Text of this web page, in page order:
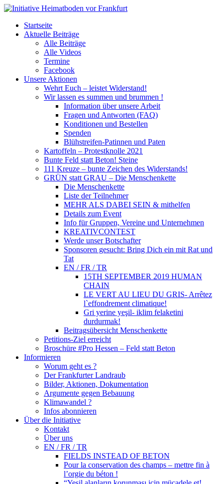
Startseite
Aktuelle Beiträge
Alle Beiträge
Alle Videos
Termine
Facebook
Unsere Aktionen
Wehrt Euch – leistet Widerstand!
Wir lassen es summen und brummen !
Information über unsere Arbeit
Fragen und Antworten (FAQ)
Konditionen und Bestellen
Spenden
Blühstreifen-Patinnen und Paten
Kartoffeln – Protestknolle 2021
Bunte Feld statt Beton! Steine
111 Kreuze – bunte Zeichen des Widerstands!
GRÜN statt GRAU – Die Menschenkette
Die Menschenkette
Liste der Teilnehmer
MEHR ALS DABEI SEIN & mithelfen
Details zum Event
Info für Gruppen, Vereine und Unternehmen
KREATIVCONTEST
Werde unser Botschafter
Sponsoren gesucht: Bring Dich ein mit Rat und
Tat
EN / FR / TR
15TH SEPTEMBER 2019 HUMAN
CHAIN
LE VERT AU LIEU DU GRIS- Arrêtez
l`effondrement climatique!
Gri yerine yeşil- iklim felaketini
durdurmak!
Beitragsübersicht Menschenkette
Petitions-Ziel erreicht
Broschüre #Pro Hessen – Feld statt Beton
Informieren
Worum geht es ?
Der Frankfurter Landraub
Bilder, Aktionen, Dokumentation
Argumente gegen Bebauung
Klimawandel ?
Infos abonnieren
Über die Initiative
Kontakt
Über uns
EN / FR / TR
FIELDS INSTEAD OF BETON
Pour la conservation des champs – mettre fin à
l’orgie du béton !